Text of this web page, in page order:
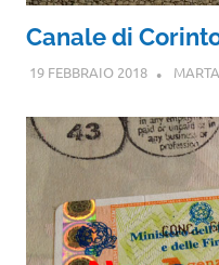
Canale di
19 FEBBRAIO 2018 MARTA